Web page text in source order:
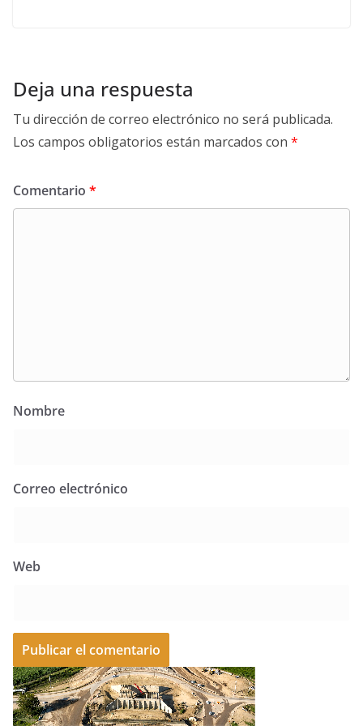
Deja una respuesta
Tu dirección de correo electrónico no será publicada.
Los campos obligatorios están marcados con *
Comentario *
Nombre
Correo electrónico
Web
A
l